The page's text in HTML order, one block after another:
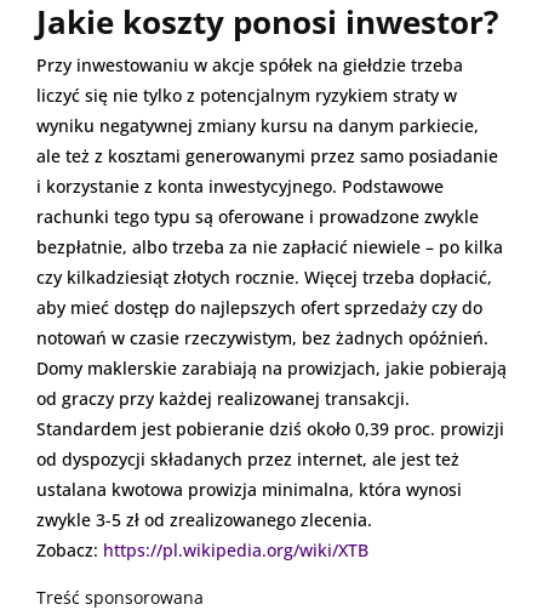
Jakie koszty ponosi inwestor?
Przy inwestowaniu w akcje spółek na giełdzie trzeba
liczyć się nie tylko z potencjalnym ryzykiem straty w
wyniku negatywnej zmiany kursu na danym parkiecie,
ale też z kosztami generowanymi przez samo posiadanie
i korzystanie z konta inwestycyjnego. Podstawowe
rachunki tego typu są oferowane i prowadzone zwykle
bezpłatnie, albo trzeba za nie zapłacić niewiele – po kilka
czy kilkadziesiąt złotych rocznie. Więcej trzeba dopłacić,
aby mieć dostęp do najlepszych ofert sprzedaży czy do
notowań w czasie rzeczywistym, bez żadnych opóźnień.
Domy maklerskie zarabiają na prowizjach, jakie pobierają
od graczy przy każdej realizowanej transakcji.
Standardem jest pobieranie dziś około 0,39 proc. prowizji
od dyspozycji składanych przez internet, ale jest też
ustalana kwotowa prowizja minimalna, która wynosi
zwykle 3-5 zł od zrealizowanego zlecenia.
Zobacz: https://pl.wikipedia.org/wiki/XTB
Treść sponsorowana